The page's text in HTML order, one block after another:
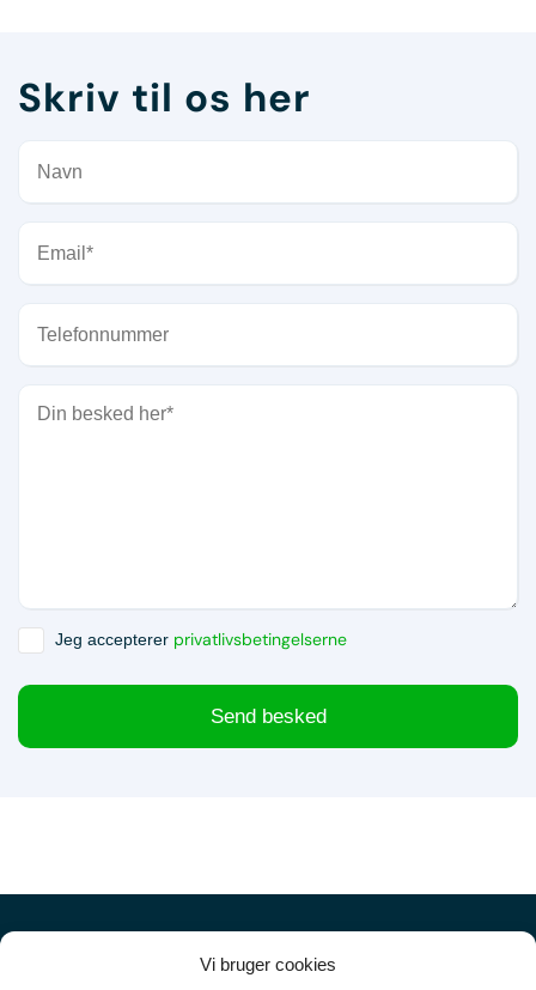
Vi bruger cookies
Skriv til os her
Jeg accepterer privatlivsbetingelserne
Send besked